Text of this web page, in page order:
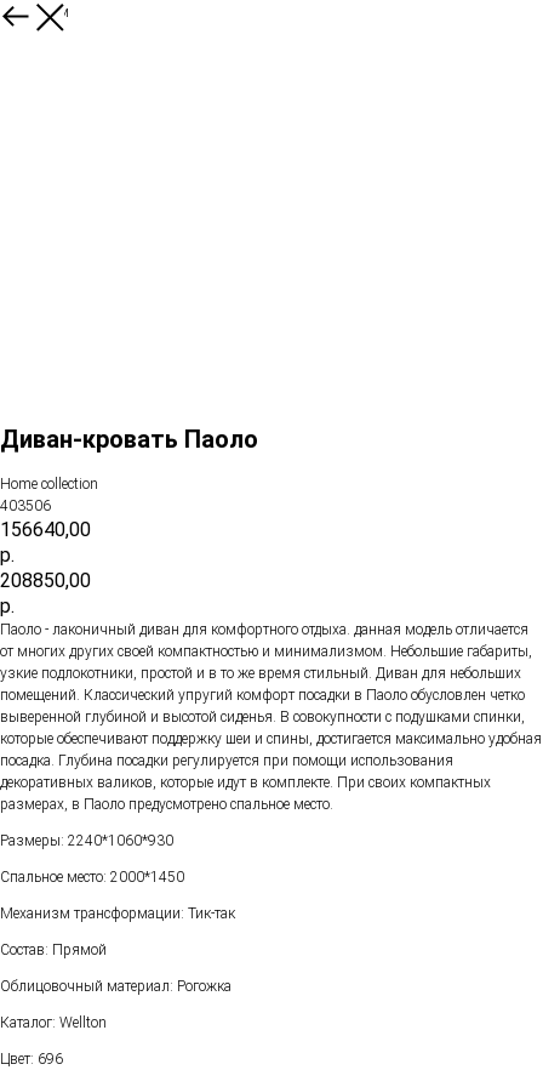
К товарам
Диван-кровать Паоло
Home collection
403506
156640,00
р.
208850,00
р.
Паоло - лаконичный диван для комфортного отдыха. данная модель отличается
от многих других своей компактностью и минимализмом. Небольшие габариты,
узкие подлокотники, простой и в то же время стильный. Диван для небольших
помещений. Классический упругий комфорт посадки в Паоло обусловлен четко
выверенной глубиной и высотой сиденья. В совокупности с подушками спинки,
которые обеспечивают поддержку шеи и спины, достигается максимально удобная
посадка. Глубина посадки регулируется при помощи использования
декоративных валиков, которые идут в комплекте. При своих компактных
размерах, в Паоло предусмотрено спальное место.
Размеры: 2240*1060*930
Спальное место: 2000*1450
Механизм трансформации: Тик-так
Состав: Прямой
Облицовочный материал: Рогожка
Каталог: Wellton
Цвет: 696